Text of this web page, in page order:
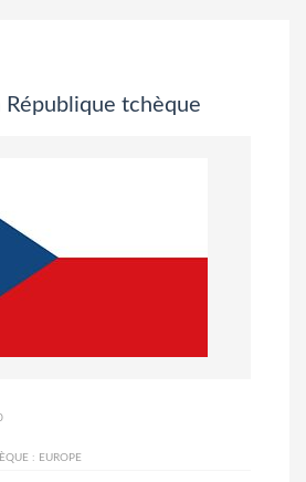
République tchèque
: EUROPE